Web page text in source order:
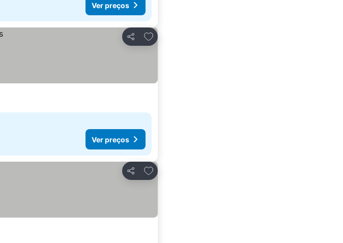
Ver preços
Partilhar
Adicionar aos favoritos
Ver preços
Partilhar
Adicionar aos favoritos